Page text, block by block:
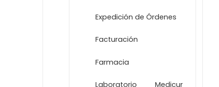
Expedición de Órdenes
Facturación
Farmacia
Laboratorio Medicur